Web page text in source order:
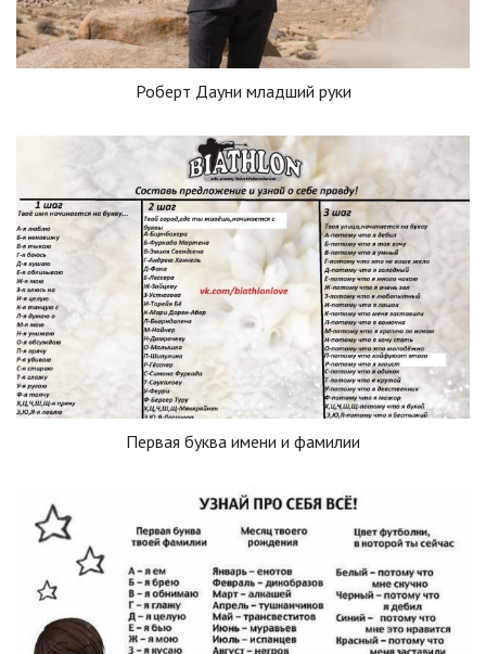
Роберт Дауни младший руки
Первая буква имени и фамилии